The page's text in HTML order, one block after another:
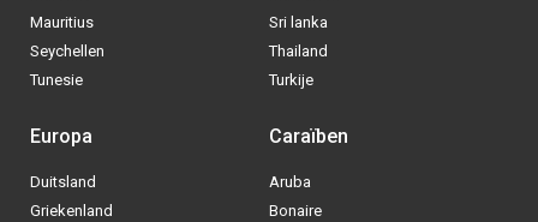
Mauritius
Seychellen
Tunesie
Sri lanka
Thailand
Turkije
Europa
Duitsland
Griekenland
Caraïben
Aruba
Bonaire